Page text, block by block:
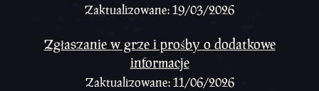
Zaktualizowane: 19/03/2026
Zgłaszanie w grze i prośby o dodatkowe
informacje
Zaktualizowane: 11/06/2026